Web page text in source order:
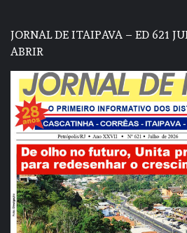
JORNAL DE ITAIPAVA – ED 621
ABRIR